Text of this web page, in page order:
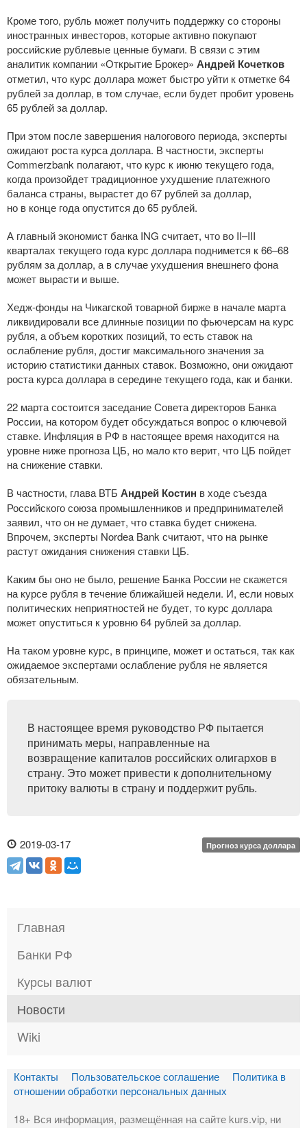
Кроме того, рубль может получить поддержку со стороны
иностранных инвесторов, которые активно покупают
российские рублевые ценные бумаги. В связи с этим
аналитик компании «Открытие Брокер» Андрей Кочетков
отметил, что курс доллара может быстро уйти к отметке 64
рублей за доллар, в том случае, если будет пробит уровень
65 рублей за доллар.
При этом после завершения налогового периода, эксперты
ожидают роста курса доллара. В частности, эксперты
Commerzbank полагают, что курс к июню текущего года,
когда произойдет традиционное ухудшение платежного
баланса страны, вырастет до 67 рублей за доллар,
но в конце года опустится до 65 рублей.
А главный экономист банка ING считает, что во II–III
кварталах текущего года курс доллара поднимется к 66–68
рублям за доллар, а в случае ухудшения внешнего фона
может вырасти и выше.
Хедж-фонды на Чикагской товарной бирже в начале марта
ликвидировали все длинные позиции по фьючерсам на курс
рубля, а объем коротких позиций, то есть ставок на
ослабление рубля, достиг максимального значения за
историю статистики данных ставок. Возможно, они ожидают
роста курса доллара в середине текущего года, как и банки.
22 марта состоится заседание Совета директоров Банка
России, на котором будет обсуждаться вопрос о ключевой
ставке. Инфляция в РФ в настоящее время находится на
уровне ниже прогноза ЦБ, но мало кто верит, что ЦБ пойдет
на снижение ставки.
В частности, глава ВТБ Андрей Костин в ходе съезда
Российского союза промышленников и предпринимателей
заявил, что он не думает, что ставка будет снижена.
Впрочем, эксперты Nordea Bank считают, что на рынке
растут ожидания снижения ставки ЦБ.
Каким бы оно не было, решение Банка России не скажется
на курсе рубля в течение ближайшей недели. И, если новых
политических неприятностей не будет, то курс доллара
может опуститься к уровню 64 рублей за доллар.
На таком уровне курс, в принципе, может и остаться, так как
ожидаемое экспертами ослабление рубля не является
обязательным.
В настоящее время руководство РФ пытается
принимать меры, направленные на
возвращение капиталов российских олигархов в
страну. Это может привести к дополнительному
притоку валюты в страну и поддержит рубль.
2019-03-17 Прогноз курса доллара
Главная
Банки РФ
Курсы валют
Новости
Wiki
Контакты Пользовательское соглашение
Политика в
отношении обработки персональных данных
18+ Вся информация, размещённая на сайте kurs.vip, ни